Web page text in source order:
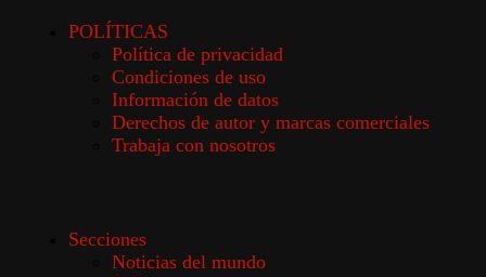
POLÍTICAS
Política de privacidad
Condiciones de uso
Información de datos
Derechos de autor y marcas comerciales
Trabaja con nosotros
Secciones
Noticias del mundo